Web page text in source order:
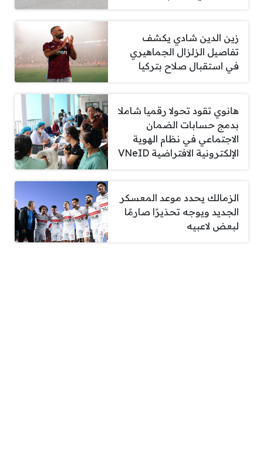
زين الدين شادي يكشف
تفاصيل الزلزال الجماهيري
في استقبال صلاح بتركيا
هانوي تقود تحولا رقميا شاملا
بدمج حسابات الضمان
الاجتماعي في نظام الهوية
الإلكترونية الافتراضية VNeID
الزمالك يحدد موعد المعسكر
الجديد ويوجه تحذيرًا صارمًا
لبعض لاعبيه